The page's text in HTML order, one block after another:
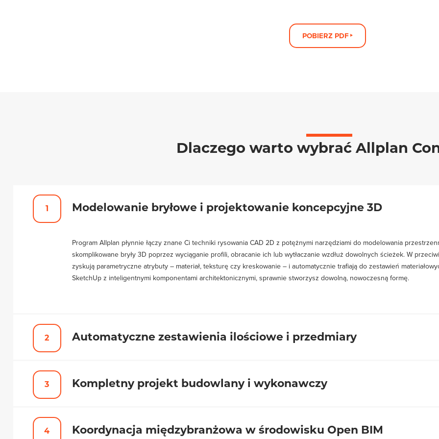
POBIERZ PDF
Dlaczego warto wybrać Allplan
Modelowanie bryłowe i projektowanie koncepcyjne 3D
Program Allplan płynnie łączy znane Ci techniki rysowania CAD 2D z potężnymi narzędziami do modelowania
skomplikowane bryły 3D poprzez wyciąganie profili, obracanie ich lub wytłaczanie wzdłuż dowolnych ścieżek. W
zyskują parametryczne atrybuty – materiał, teksturę czy kreskowanie – i automatycznie trafiają do zestawień
SketchUp z inteligentnymi komponentami architektonicznymi, sprawnie stworzysz dowolną, nowoczesną formę.
Automatyczne zestawienia ilościowe i przedmiary
etap. Ponieważ rysujesz elementami wyposażonymi w dane, jedno kliknięcie generuje bezbłędne raporty stolarki
Kompletny projekt budowlany i wykonawczy
dostosowanie narzędzi do krajowych norm prawnych. Wszystkie automatyczne opisy, wymiarowanie, oznaczenia oraz
Koordynacja międzybranżowa w środowisku Open BIM